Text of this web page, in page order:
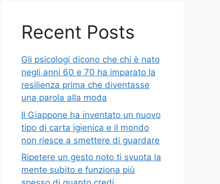
Recent Posts
Gli psicologi dicono che chi è nato
negli anni 60 e 70 ha imparato la
resilienza prima che diventasse
una parola alla moda
Il Giappone ha inventato un nuovo
tipo di carta igienica e il mondo
non riesce a smettere di guardare
Ripetere un gesto noto ti svuota la
mente subito e funziona più